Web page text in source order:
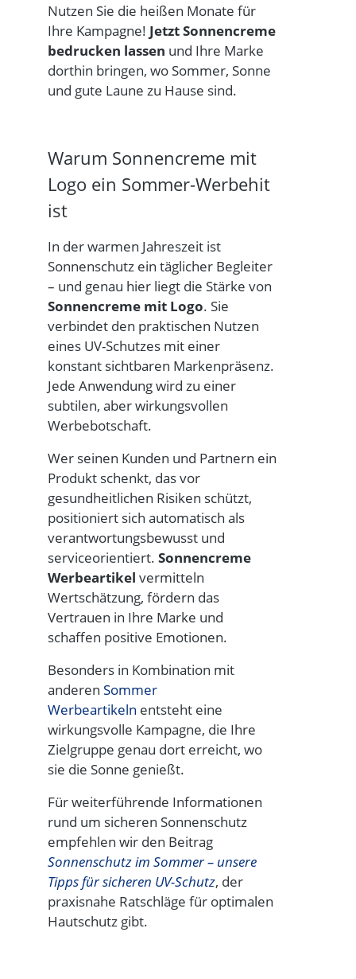
Nutzen Sie die heißen Monate für
Ihre Kampagne! JetztSonnencreme
bedrucken lassen und Ihre Marke
dorthin bringen, wo Sommer, Sonne
und gute Laune zu Hause sind.
Warum Sonnencreme mit
Logo ein Sommer-Werbehit
ist
In der warmen Jahreszeit ist
Sonnenschutz ein täglicher Begleiter
– und genau hier liegt die Stärke von
Sonnencreme mit Logo. Sie
verbindet den praktischen Nutzen
eines UV-Schutzes mit einer
konstant sichtbaren Markenpräsenz.
Jede Anwendung wird zu einer
subtilen, aber wirkungsvollen
Werbebotschaft.
Wer seinen Kunden und Partnern ein
Produkt schenkt, das vor
gesundheitlichen Risiken schützt,
positioniert sich automatisch als
verantwortungsbewusst und
serviceorientiert. Sonnencreme
Werbeartikel vermitteln
Wertschätzung, fördern das
Vertrauen in Ihre Marke und
schaffen positive Emotionen.
Besonders in Kombination mit
anderen Sommer
Werbeartikeln entsteht eine
wirkungsvolle Kampagne, die Ihre
Zielgruppe genau dort erreicht, wo
sie die Sonne genießt.
Für weiterführende Informationen
rund um sicheren Sonnenschutz
empfehlen wir den Beitrag
Sonnenschutz im Sommer – unsere
Tipps für sicheren UV-Schutz, der
praxisnahe Ratschläge für optimalen
Hautschutz gibt.